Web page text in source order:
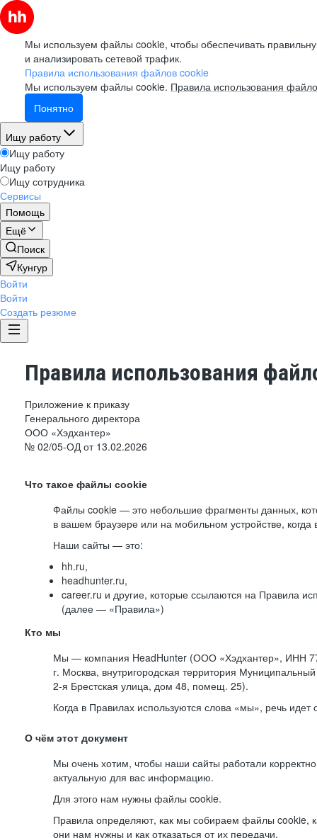
Мы используем файлы cookie, чтобы обеспечивать
и анализировать сетевой трафик.
Правила использования файлов cookie
Мы используем файлы cookie. Правила использования
Понятно
Ищу работу
Ищу работу
Ищу работу
Ищу сотрудника
Сервисы
Помощь
Ещё
Поиск
Кунгур
Войти
Войти
Создать резюме
Правила использования
Приложение к приказу
Генерального директора
ООО «Хэдхантер»
№ 02/05-ОД от 13.02.2026
Что такое файлы cookie
Файлы cookie — это небольшие фрагменты данных,
в вашем браузере или на мобильном устройстве,
Наши сайты — это:
hh.ru,
headhunter.ru,
career.ru и другие, которые ссылаются на Правила
(далее — «Правила»)
Кто мы
Мы — компания HeadHunter (ООО «Хэдхантер», ИНН
г. Москва, внутригородская территория Муниципальный
2-я Брестская улица, дом 48, помещ. 25).
Когда в Правилах используются слова «мы», речь
О чём этот документ
Мы очень хотим, чтобы наши сайты работали
актуальную для вас информацию.
Для этого нам нужны файлы cookie.
Правила определяют, как мы собираем файлы cookie,
они нам нужны и как отказаться от их передачи.